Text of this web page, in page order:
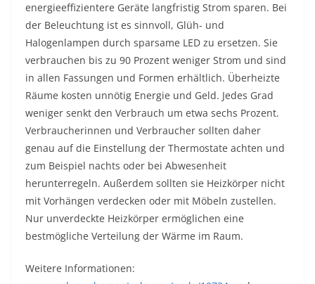
energieeffizientere Geräte langfristig Strom sparen. Bei
der Beleuchtung ist es sinnvoll, Glüh- und
Halogenlampen durch sparsame LED zu ersetzen. Sie
verbrauchen bis zu 90 Prozent weniger Strom und sind
in allen Fassungen und Formen erhältlich. Überheizte
Räume kosten unnötig Energie und Geld. Jedes Grad
weniger senkt den Verbrauch um etwa sechs Prozent.
Verbraucherinnen und Verbraucher sollten daher
genau auf die Einstellung der Thermostate achten und
zum Beispiel nachts oder bei Abwesenheit
herunterregeln. Außerdem sollten sie Heizkörper nicht
mit Vorhängen verdecken oder mit Möbeln zustellen.
Nur unverdeckte Heizkörper ermöglichen eine
bestmögliche Verteilung der Wärme im Raum.
Weitere Informationen: